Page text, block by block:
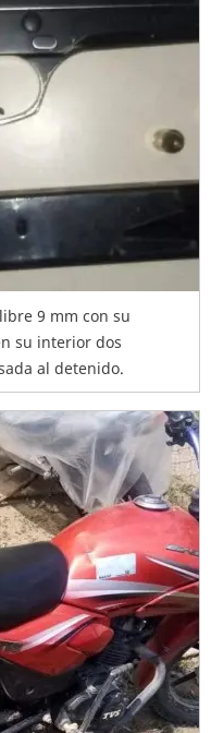
9 mm con su
su interior dos
al detenido.